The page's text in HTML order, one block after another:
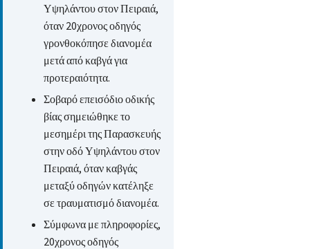
Υψηλάντου στον Πειραιά,
όταν 20χρονος οδηγός
γρονθοκόπησε διανομέα
μετά από καβγά για
προτεραιότητα.
Σοβαρό επεισόδιο οδικής
βίας σημειώθηκε το
μεσημέρι της Παρασκευής
στην οδό Υψηλάντου στον
Πειραιά, όταν καβγάς
μεταξύ οδηγών κατέληξε
σε τραυματισμό διανομέα.
Σύμφωνα με πληροφορίες,
20χρονος οδηγός